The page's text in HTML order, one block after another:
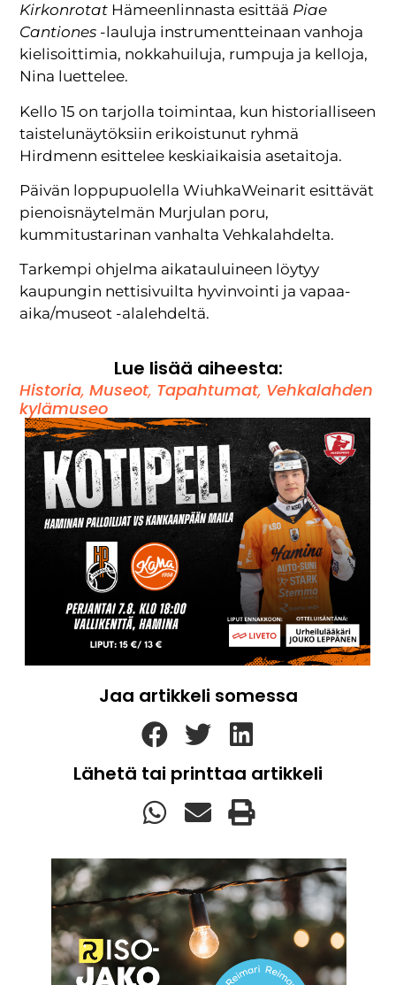
Kirkonrotat Hämeenlinnasta esittää Piae
Cantiones -lauluja instrumentteinaan vanhoja
kielisoittimia, nokkahuiluja, rumpuja ja kelloja,
Nina luettelee.
Kello 15 on tarjolla toimintaa, kun historialliseen
taistelunäytöksiin erikoistunut ryhmä
Hirdmenn esittelee keskiaikaisia asetaitoja.
Päivän loppupuolella WiuhkaWeinarit esittävät
pienoisnäytelmän Murjulan poru,
kummitustarinan vanhalta Vehkalahdelta.
Tarkempi ohjelma aikatauluineen löytyy
kaupungin nettisivuilta hyvinvointi ja vapaa-
aika/museot -alalehdeltä.
Lue lisää aiheesta:
Historia,Museot, Tapahtumat, Vehkalahden
kylämuseo
Jaa artikkeli somessa
Lähetä tai printtaa artikkeli